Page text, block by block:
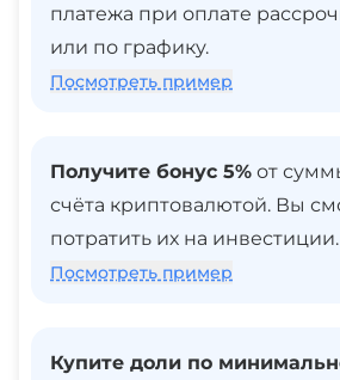
платежа при оплате
или по графику.
Посмотреть пример
Получите бонус 5% от
счёта криптовалютой. Вы
потратить их на инвестиции.
Посмотреть пример
Купите доли по